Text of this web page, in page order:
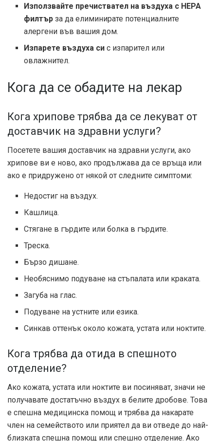
Използвайте пречиствател на въздуха с HEPA
филтърза да елиминирате потенциалните
алергени във вашия дом.
Изпарете въздуха сис изпарител или
овлажнител.
Кога да се обадите на лекар
Кога хрипове трябва да се лекуват от
доставчик на здравни услуги?
Посетете вашия доставчик на здравни услуги, ако
хрипове ви е ново, ако продължава да се връща или
ако е придружено от някой от следните симптоми:
Недостиг на въздух.
Кашлица.
Стягане в гърдите или болка в гърдите.
Треска.
Бързо дишане.
Необяснимо подуване на стъпалата или краката.
Загуба на глас.
Подуване на устните или езика.
Синкав оттенък около кожата, устата или ноктите.
Кога трябва да отида в спешното
отделение?
Ако кожата, устата или ноктите ви посиняват, значи не
получавате достатъчно въздух в белите дробове. Това
е спешна медицинска помощ и трябва да накарате
член на семейството или приятел да ви отведе до най-
близката спешна помощ или спешно отделение. Ако